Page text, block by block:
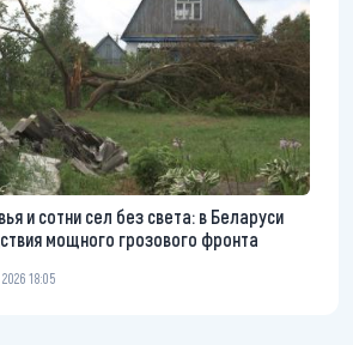
и сотни сел без света: в Беларуси
мощного грозового фронта
18:05